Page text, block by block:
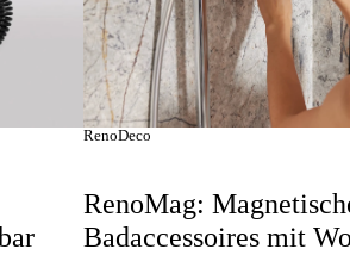
RenoDeco
RenoMag:
Badaccessoires mit